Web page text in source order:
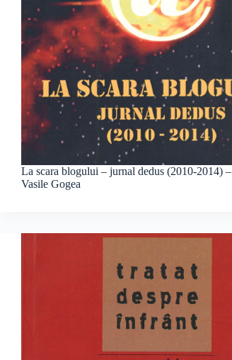
La scara blogului – jurnal dedus (2010-2014) –
Vasile Gogea